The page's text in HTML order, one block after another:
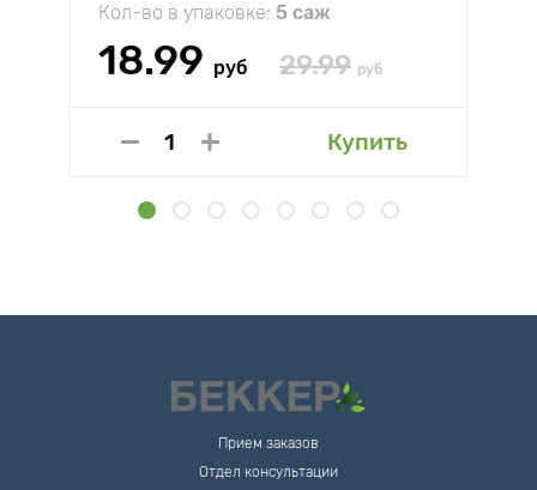
Кол-во в упаковке: 5 саж
18.99 руб 29.99 руб
Купить
Прием заказов
Отдел консультации